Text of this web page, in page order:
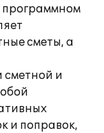
программном
сметы, а
сметной и
и поправок,